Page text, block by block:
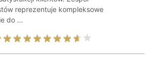
reprezentuje kompleksowe
do ...